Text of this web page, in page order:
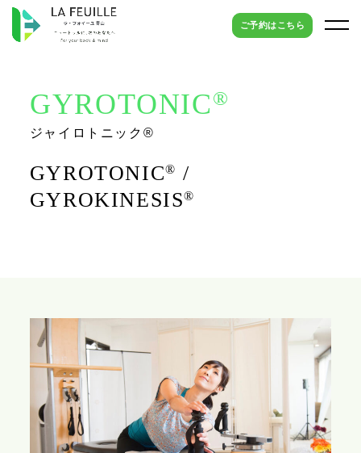
ご予約はこちら
GYROTONIC®
ジャイロトニック®
GYROTONIC® /
GYROKINESIS®